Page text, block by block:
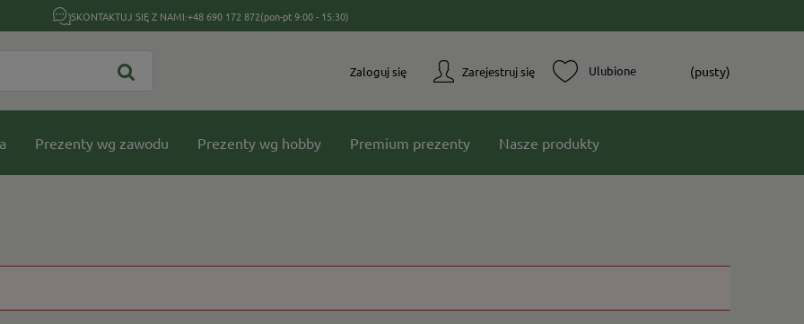
SKONTAKTUJ SIĘ Z NAMI:+48 690 172 872(pon-pt 9:00 - 15:30)
Zarejestruj się
Zaloguj się (pusty)
Prezenty wg zawodu Prezenty wg hobby Premium prezenty Nasze produkty